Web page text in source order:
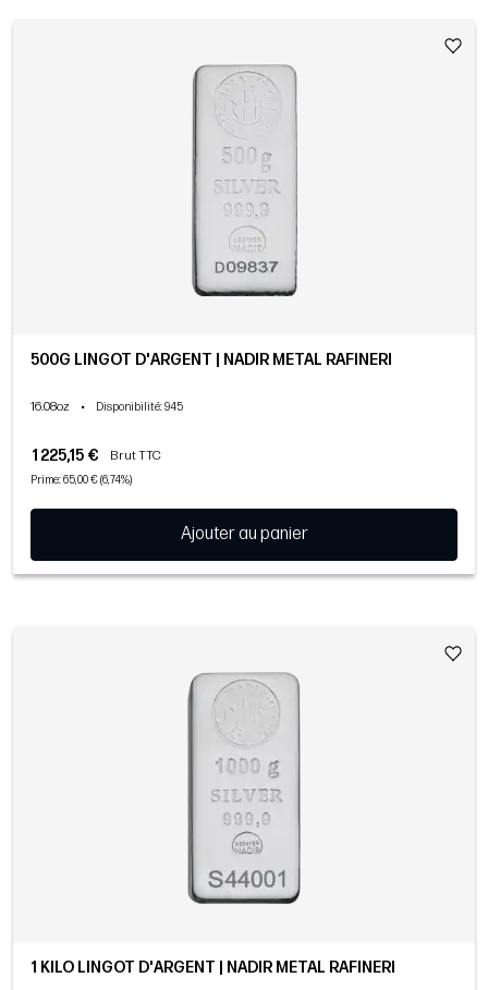
500G LINGOT D'ARGENT | NADIR METAL RAFINERI
16.08oz • Disponibilité: 945
1 225,15 € Brut TTC
Prime: 65,00 € (6,74%)
Ajouter au panier
1 KILO LINGOT D'ARGENT | NADIR METAL RAFINERI